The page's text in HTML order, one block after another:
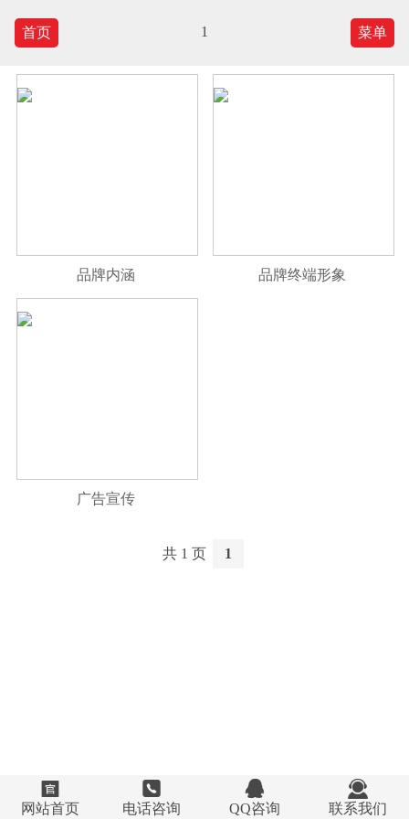
首页 1 菜单
品牌内涵 品牌终端形象
广告宣传
共 1 页 1

网站首页

电话咨询

QQ咨询

联系我们